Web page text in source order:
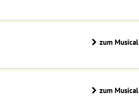
zum Musical
zum Musical